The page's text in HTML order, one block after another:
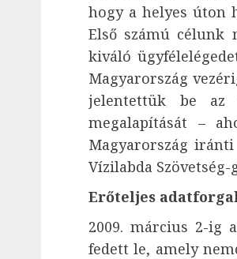
hogy a helyes úton
Első számú célunk
kiváló
Magyarország
jelentettük be az
megalapítását –
Magyarország
Vízilabda
Erőteljes
2009. március 2-ig
fedett le, amely